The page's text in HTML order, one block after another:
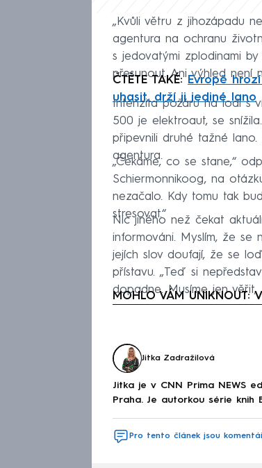
„Kvůli větru z jihozápadu
agentura na ochranu
s jedovatými zplodinami
přesunout. Ani výhled není
ČTĚTE TAKÉ: Evropě
uhasit, drží ji jediné lano
Intenzita požáru na lodi s
500 je elektroaut, se
připevnili druhé tažné
agentura.
„Čekáme, co se stane,“
Schiermonnikoog, na
nezačalo. Kdy tomu tak
stresovat.“
Nic jiného než čekat
informováni. Myslím, že se
jejích slov doufají, že se
přístavu. „Teď si
dopadne. Musíme jen
MOHLO VÁM
Jitka Zadražilová
Jitka je v CNN Prima NEWS
Praha. Je autorkou série knih
Pro tento článek jsou